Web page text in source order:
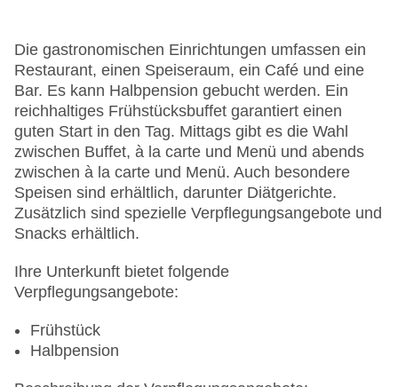
ohne Gebühr
Zahlungsarten: TUI Card / VISA, MasterCard,
American Express, Diners
Parkmöglichkeiten: Parkplatz (nach
Verfügbarkeit), unbewacht: gegen Gebühr
Tagungseinrichtungen: Konferenzräume: 1
Etagen: 3, Zimmer: 122
Landeskategorie: 5 Sterne
Die gastronomischen Einrichtungen umfassen ein
Restaurant, einen Speiseraum, ein Café und eine
Bar. Es kann Halbpension gebucht werden. Ein
reichhaltiges Frühstücksbuffet garantiert einen
guten Start in den Tag. Mittags gibt es die Wahl
zwischen Buffet, à la carte und Menü und abends
zwischen à la carte und Menü. Auch besondere
Speisen sind erhältlich, darunter Diätgerichte.
Zusätzlich sind spezielle Verpflegungsangebote und
Snacks erhältlich.
Ihre Unterkunft bietet folgende
Verpflegungsangebote:
Frühstück
Halbpension